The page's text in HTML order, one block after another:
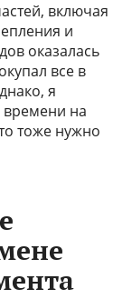
включая
и
оказалась
все в
я
времени на
тоже нужно